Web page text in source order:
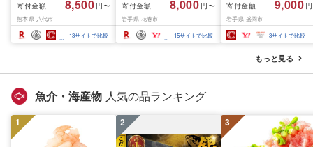
小分け 厚切り 薄切り 食
べ比べ 500g 1kg 1.5kg
2kg 牛 人気 ビーフ 牛た
ん ふるさと納税 ランキ
寄付金額
8,500 円〜
熊本県 八代市
13サイトで比較
内発送≫ 選べる内容量
500g / 1kg 定期便 毎月
届く 牛肉 肉 BBQ ふるさ
と 人気 ランキング 岩手
寄付金額
8,000 円〜
岩手県 花巻市
15サイトで比較
て牛 × 岩中豚 ハンバー
グ 合挽き 合い挽き 黒
和牛 人気 冷凍 個包装
分け 冷凍 牛肉 豚肉 和
ビーフ ポーク はんば
ぐ 挽肉 お肉 ミンチ 肉
お弁当 hannba-gu ラ
寄付金額 9,000
岩手県 盛岡市
3サイトで比較
もっと見る
魚介・海産物 人気の品ランキング
1 2 3